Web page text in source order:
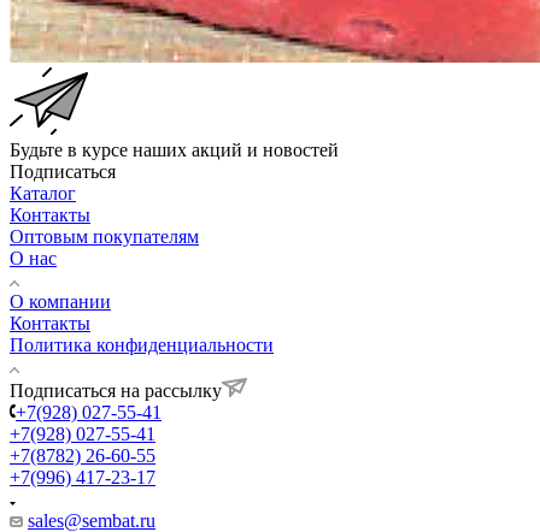
Будьте в курсе наших акций и новостей
Подписаться
Каталог
Контакты
Оптовым покупателям
О нас
О компании
Контакты
Политика конфиденциальности
Подписаться на рассылку
+7(928) 027-55-41
+7(928) 027-55-41
+7(8782) 26-60-55
+7(996) 417-23-17
sales@sembat.ru